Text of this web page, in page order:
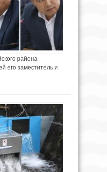
района
его заместитель и